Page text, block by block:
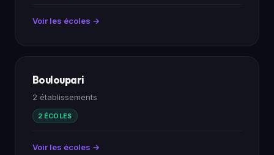
Voir les écoles →
Bouloupari
2 établissements
2 ÉCOLES
Voir les écoles →